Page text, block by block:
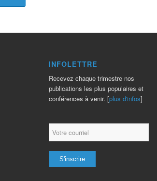
INFOLETTRE
Recevez chaque trimestre nos
publications les plus populaires et
conférences à venir. [plus d'infos]